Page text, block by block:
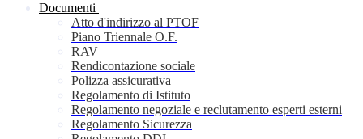
Documenti
Atto d'indirizzo al PTOF
Piano Triennale O.F.
RAV
Rendicontazione sociale
Polizza assicurativa
Regolamento di Istituto
Regolamento negoziale e reclutamento esperti esterni
Regolamento Sicurezza